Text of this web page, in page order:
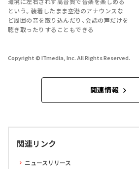
という。装着したまま空港のアナウンスな
ど周囲の音を取り込んだり、会話の声だけを
聴き取ったりすることもできる
Copyright © ITmedia, Inc. All Rights Reserved.
関連情報
関連リンク
ニュースリリース